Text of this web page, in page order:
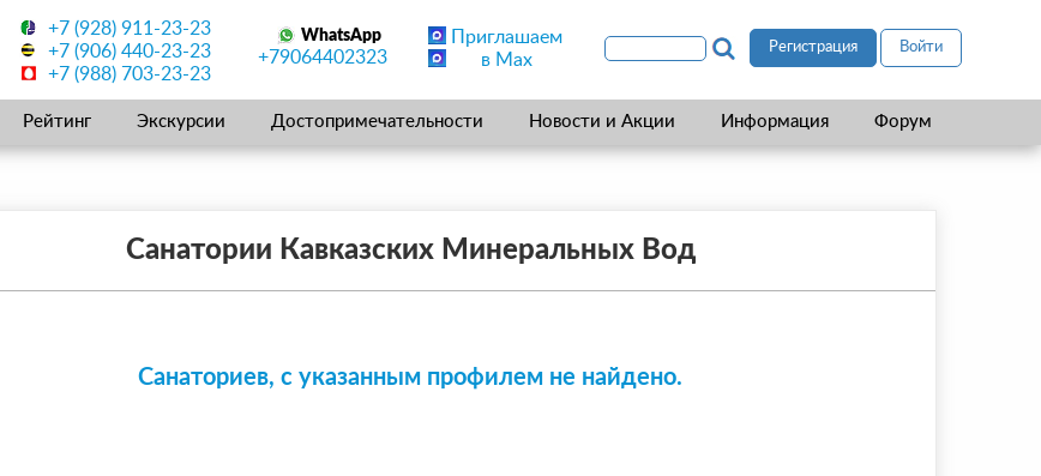
+7 (928) 911-23-23
+7 (906) 440-23-23
+7 (988) 703-23-23
WhatsApp
+79064402323
Приглашаем
в Max
Регистрация Войти
Рейтинг Экскурсии Достопримечательности Новости и Акции Информация Форум
Санатории Кавказских Минеральных Вод
Санаториев, с указанным профилем не найдено.